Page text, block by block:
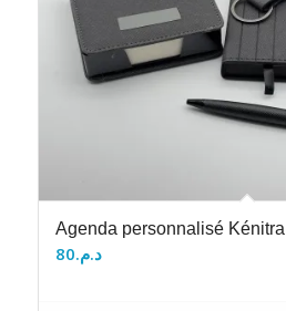
Agenda personnalisé Kénitra
د.م.80